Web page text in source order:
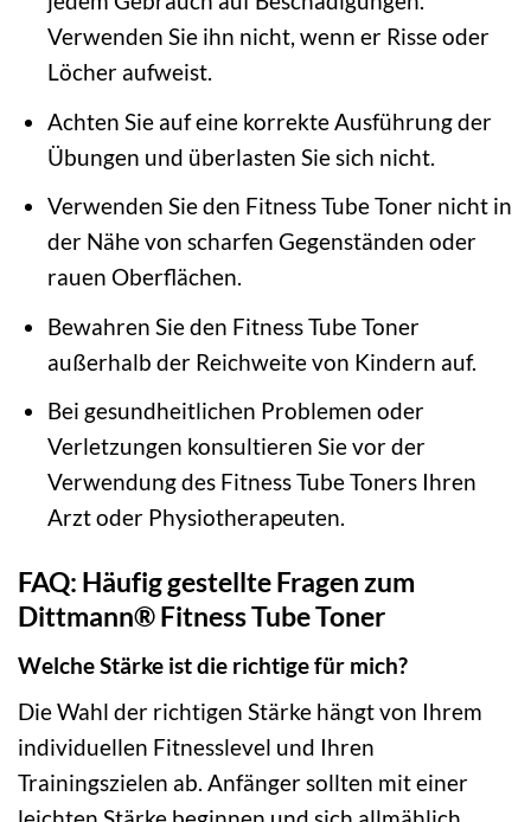
Verwenden Sie ihn nicht, wenn er Risse oder
Löcher aufweist.
Achten Sie auf eine korrekte Ausführung der
Übungen und überlasten Sie sich nicht.
Verwenden Sie den Fitness Tube Toner nicht in
der Nähe von scharfen Gegenständen oder
rauen Oberflächen.
Bewahren Sie den Fitness Tube Toner
außerhalb der Reichweite von Kindern auf.
Bei gesundheitlichen Problemen oder
Verletzungen konsultieren Sie vor der
Verwendung des Fitness Tube Toners Ihren
Arzt oder Physiotherapeuten.
FAQ: Häufig gestellte Fragen zum
Dittmann® Fitness Tube Toner
Welche Stärke ist die richtige für mich?
Die Wahl der richtigen Stärke hängt von Ihrem
individuellen Fitnesslevel und Ihren
Trainingszielen ab. Anfänger sollten mit einer